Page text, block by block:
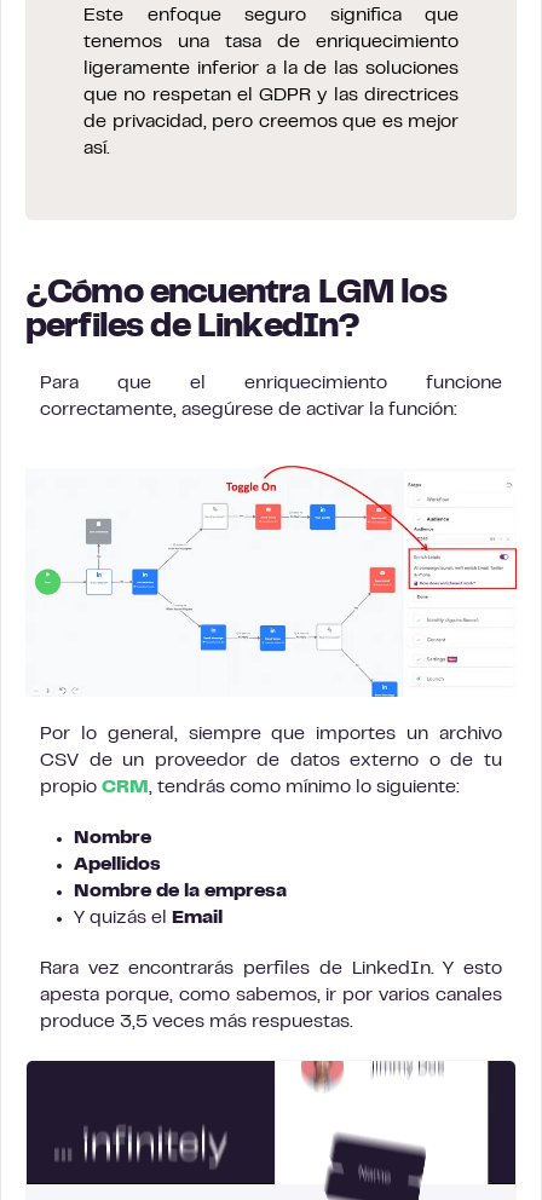
Este enfoque seguro significa que
tenemos una tasa de enriquecimiento
ligeramente inferior a la de las soluciones
que no respetan el GDPR y las directrices
de privacidad, pero creemos que es mejor
así.
¿Cómo encuentra LGM los
perfiles de LinkedIn?
Para que el enriquecimiento funcione
correctamente, asegúrese de activar la función:
Por lo general, siempre que importes un archivo
CSV de un proveedor de datos externo o de tu
propio CR M , tendrás como mínimo lo siguiente:
Nombre
Apellidos
Nombre de la empresa
Y quizás el
Email
Rara vez encontrarás perfiles de LinkedIn. Y esto
apesta porque, como sabemos, ir por varios canales
produce 3,5 veces más respuestas.